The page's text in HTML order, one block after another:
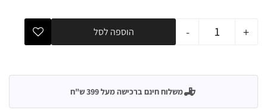
- + הוספה לסל
משלוח חינם ברכישה מעל 399 ש"ח